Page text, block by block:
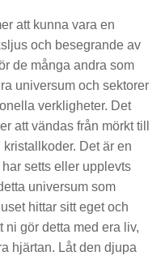
att kunna vara en
och besegrande av
de många andra som
universum och sektorer
verkligheter. Det
att vändas från mörkt till
Det är en
setts eller upplevts
universum som
hittar sitt eget och
ni gör detta med era liv,
hjärtan. Låt den djupa